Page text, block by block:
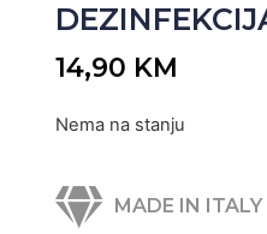
14,90 KM
Nema na stanju
MADE IN ITALY